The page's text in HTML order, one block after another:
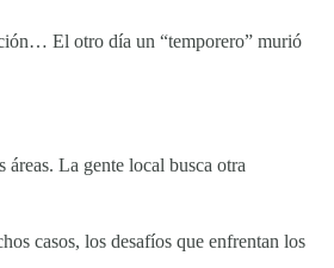
El otro día un “temporero” murió
áreas. La gente local busca otra
casos, los desafíos que enfrentan los